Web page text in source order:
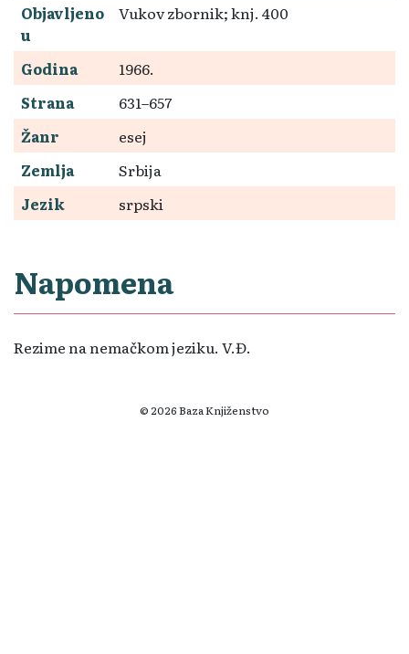
Objavljeno
u
Vukov zbornik; knj. 400
Godina
1966.
Strana
631–657
Žanr
esej
Zemlja
Srbija
Jezik
srpski
Napomena
Rezime na nemačkom jeziku. V.Đ.
© 2026 Baza Knjiženstvo